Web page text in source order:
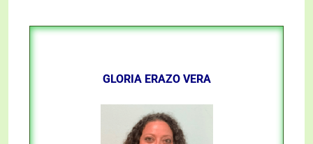
GLORIA ERAZO VERA